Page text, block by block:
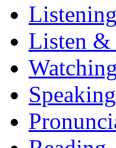
Listening
Listen &
Watching
Speaking